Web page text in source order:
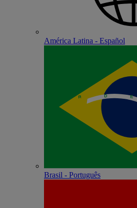
América Latina - Español
Brasil - Português